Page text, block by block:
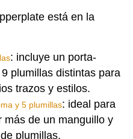
está en la
: incluye un porta-
plumillas distintas para
trazos y estilos.
y 5 plumillas: ideal para
más de un manguillo y
plumillas.